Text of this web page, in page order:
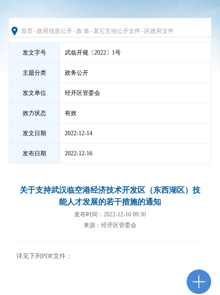
首页-政府信息公开-政 策 -其它主动公开文件- 区政府文件
发文字号 武临开规〔2022〕1号
主题分类 政务公开
发文单位 经开区管委会
效力状态 有效
发文日期 2022-12-14
发布日期 2022-12-16
关于支持武汉临空港经济技术开发区（东西湖区）技
能人才发展的若干措施的通知
发布时间：2022-12-16 09:30
来源：经开区管委会
详见下列PDF文件：